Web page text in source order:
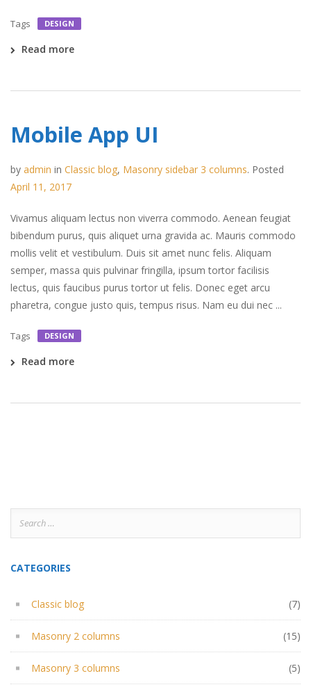
Tags DESIGN
Read more
Mobile App UI
by admin in Classic blog, Masonry sidebar 3 columns. Posted
April 11, 2017
Vivamus aliquam lectus non viverra commodo. Aenean feugiat
bibendum purus, quis aliquet urna gravida ac. Mauris commodo
mollis velit et vestibulum. Duis sit amet nunc felis. Aliquam
semper, massa quis pulvinar fringilla, ipsum tortor facilisis
lectus, quis faucibus purus tortor ut felis. Donec eget arcu
pharetra, congue justo quis, tempus risus. Nam eu dui nec ...
Tags DESIGN
Read more
CATEGORIES
Classic blog (7)
Masonry 2 columns (15)
Masonry 3 columns (5)